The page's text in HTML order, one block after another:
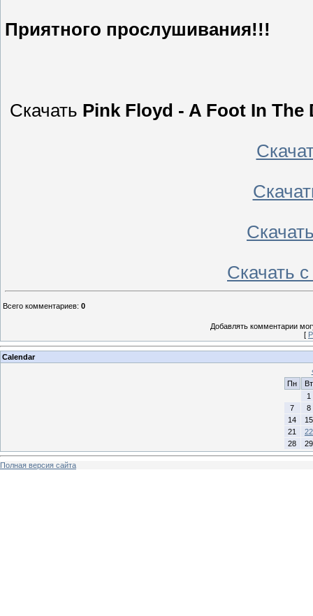
Приятного прослушивания!!!
Скачать Pink Floyd - A Foot In The
Скачать с
Всего комментариев: 0
Добавлять комментарии
[
Calendar
Пн
Вт
1
7
8
14
15
21
22
28
29
Полная версия сайта